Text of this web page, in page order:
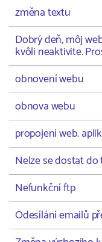
změna textu
Dobrý deň, môj
kvôli neaktivite.
obnovení webu
obnova webu
propojení web.
Nelze se dostat
Nefunkční ftp
Odesílání emailů